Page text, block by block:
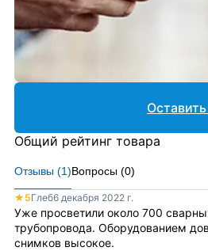
Отзывы (1)Вопросы (0)
★ 5Глеб6 декабря 2022 г.
Уже просветили около 700
трубопровода. Оборудованием
снимков высокое.
Общий рейтинг товара